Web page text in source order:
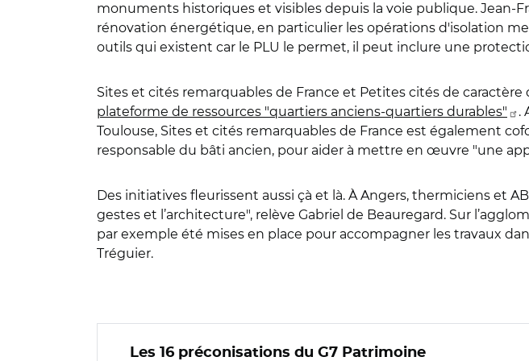
monuments historiques et visibles depuis la voie publique. Jean-
rénovation énergétique, en particulier les opérations d'isolation
outils qui existent car le PLU le permet, il peut inclure une
Sites et cités remarquables de France et Petites cités de
plateforme de ressources "quartiers anciens-quartiers durables"
.
Toulouse, Sites et cités remarquables de France est également
responsable du bâti ancien, pour aider à mettre en œuvre "une
Des initiatives fleurissent aussi çà et là. À Angers, thermiciens et
gestes et l’architecture", relève Gabriel de Beauregard. Sur
par exemple été mises en place pour accompagner les travaux
Tréguier.
Les 16 préconisations du G7 Patrimoine